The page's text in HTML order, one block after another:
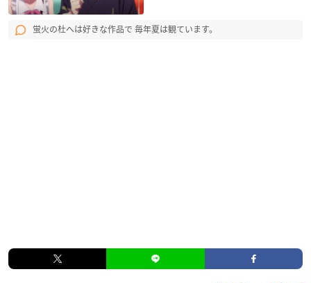
蛍火の杜へは好きな作品で 毎年夏は観ています。